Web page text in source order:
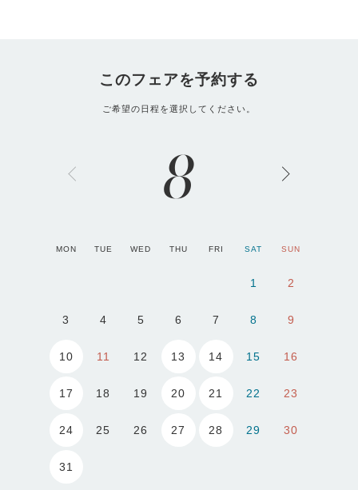
このフェアを予約する
ご希望の日程を選択してください。
8
MON TUE WED THU FRI SAT SUN
1 2
3 4 5 6 7 8 9
10 11 12 13 14 15 16
17 18 19 20 21 22 23
24 25 26 27 28 29 30
31